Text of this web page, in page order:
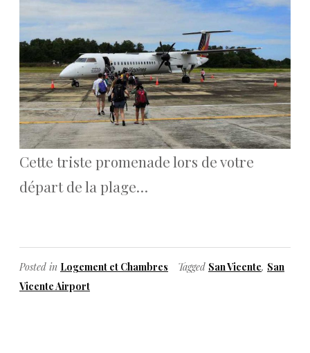
Cette triste promenade lors de votre
départ de la plage…
Posted in Logement et Chambres Tagged San Vicente, San
Vicente Airport